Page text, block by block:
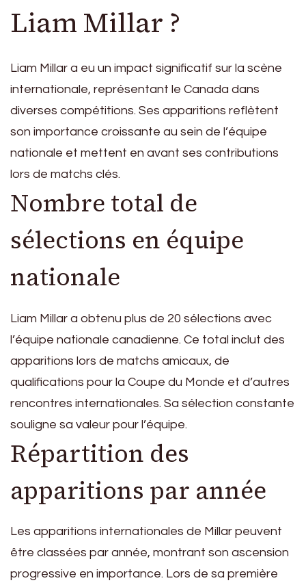
Liam Millar ?
Liam Millar a eu un impact significatif sur la scène
internationale, représentant le Canada dans
diverses compétitions. Ses apparitions reflètent
son importance croissante au sein de l’équipe
nationale et mettent en avant ses contributions
lors de matchs clés.
Nombre total de
sélections en équipe
nationale
Liam Millar a obtenu plus de 20 sélections avec
l’équipe nationale canadienne. Ce total inclut des
apparitions lors de matchs amicaux, de
qualifications pour la Coupe du Monde et d’autres
rencontres internationales. Sa sélection constante
souligne sa valeur pour l’équipe.
Répartition des
apparitions par année
Les apparitions internationales de Millar peuvent
être classées par année, montrant son ascension
progressive en importance. Lors de sa première